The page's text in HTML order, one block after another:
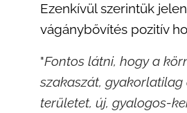
Ezenkívül szerintük
vágánybővítés pozitív
"Fontos látni, hogy a
szakaszát,
területet, új, gyalogos-